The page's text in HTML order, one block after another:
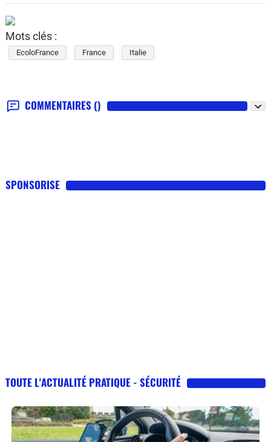
Mots clés :
EcoloFrance France Italie
COMMENTAIRES ()
SPONSORISE
TOUTE L'ACTUALITÉ PRATIQUE - SÉCURITÉ